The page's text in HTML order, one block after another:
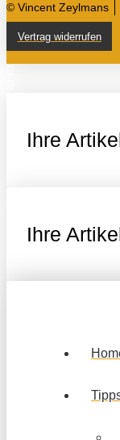
© Vincent Zeylmans
Vertrag widerrufen
Ihre
Ihre